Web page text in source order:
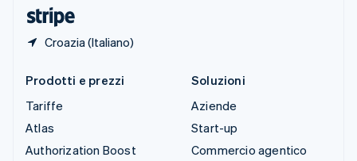
Croazia (Italiano)
Prodotti e prezzi
Tariffe
Atlas
Authorization Boost
Soluzioni
Aziende
Start-up
Commercio agentico